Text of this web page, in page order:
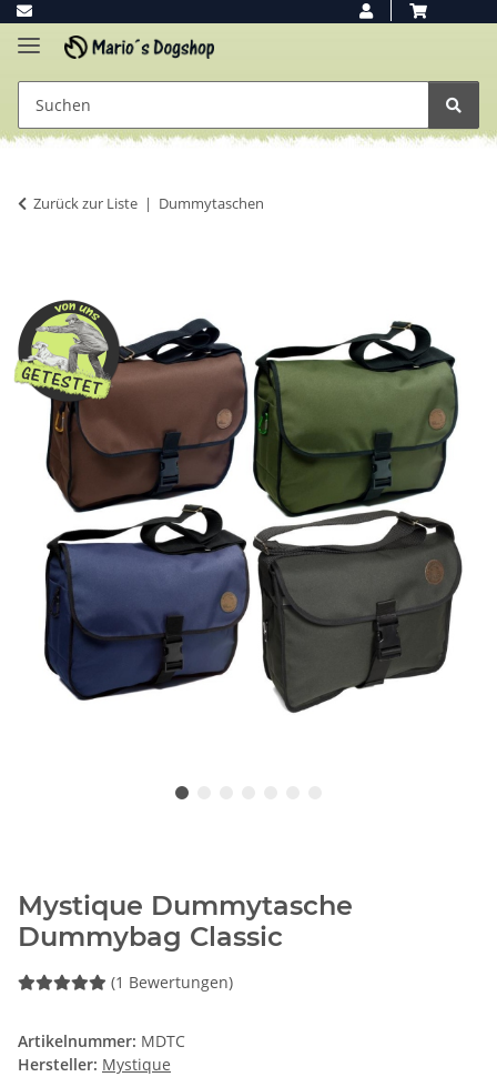
Zurück zur Liste Dummytaschen
Mystique Dummytasche
Dummybag Classic
(1 Bewertungen)
Artikelnummer: MDTC
Hersteller: Mystique